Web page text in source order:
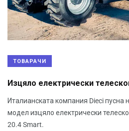
ТОВАРАЧИ
Изцяло електрически
Италианската компания Dieci пусна
модел изцяло електрически
20.4 Smart.